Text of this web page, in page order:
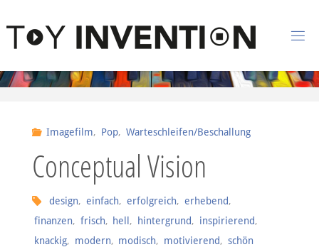
O
Y
Imagefilm, Pop, Warteschleifen/Beschallung
Conceptual Vision
design, einfach, erfolgreich, erhebend,
finanzen, frisch, hell , hintergrund, inspirierend,
knackig, modern, modisch, motivierend, schön